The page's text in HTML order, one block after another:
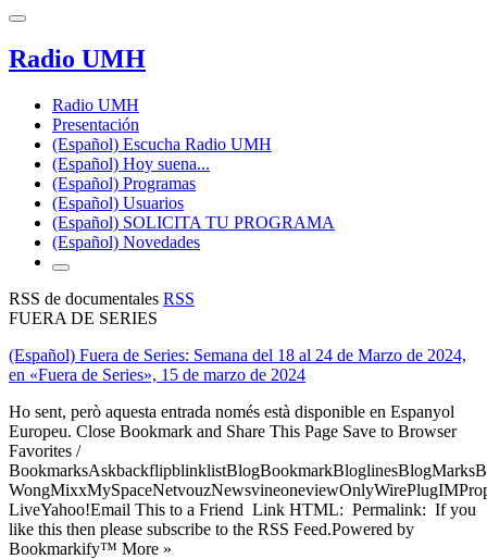
Radio UMH
Radio UMH
Presentación
(Español) Escucha Radio UMH
(Español) Hoy suena...
(Español) Programas
(Español) Usuarios
(Español) SOLICITA TU PROGRAMA
(Español) Novedades
RSS de documentales RSS
FUERA DE SERIES
(Español) Fuera de Series: Semana del 18 al 24 de Marzo de 2024,
en «Fuera de Series», 15 de marzo de 2024
Ho sent, però aquesta entrada només està disponible en Espanyol
Europeu. Close Bookmark and Share This Page Save to Browser
Favorites /
LiveYahoo!Email This to a Friend Link HTML: Permalink: If you
like this then please subscribe to the RSS Feed.Powered by
Bookmarkify™ More »